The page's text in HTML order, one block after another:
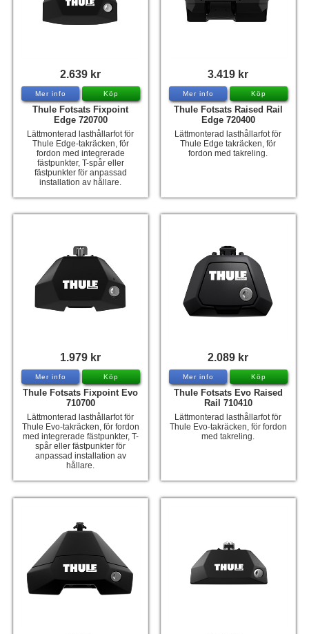
Simrad
Båttillbehör
Hummertina
Varta - Batterier
Webasto - Dieselvärmare
Kamasa Tools - Verktyg
Calix - Packline - Takboxar
LAGERRENSING
Begagnade Motorer & Båtar
2.639 kr
Mer info Köp
Thule Fotsats Fixpoint
Edge 720700
Lättmonterad lasthållarfot för
Thule Edge-takräcken, för
fordon med integrerade
fästpunkter, T-spår eller
fästpunkter för anpassad
installation av hållare.
3.419 kr
Mer info Köp
Thule Fotsats Raised Rail
Edge 720400
Lättmonterad lasthållarfot för
Thule Edge takräcken, för
fordon med takreling.
1.979 kr
Mer info Köp
Thule Fotsats Fixpoint Evo
710700
Lättmonterad lasthållarfot för
Thule Evo-takräcken, för fordon
med integrerade fästpunkter, T-
spår eller fästpunkter för
anpassad installation av
hållare.
2.089 kr
Mer info Köp
Thule Fotsats Evo Raised
Rail 710410
Lättmonterad lasthållarfot för
Thule Evo-takräcken, för fordon
med takreling.